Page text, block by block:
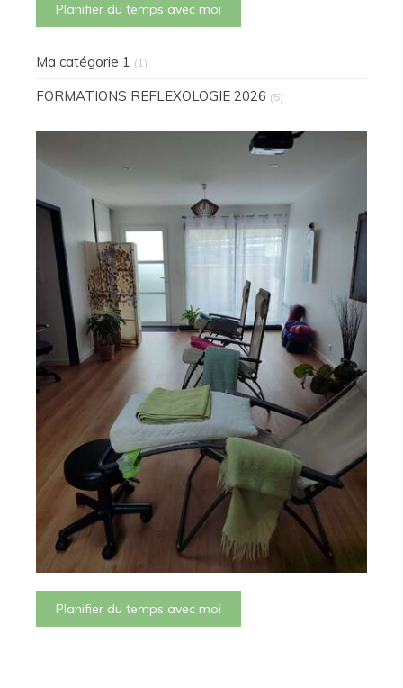
Planifier du temps avec moi
Ma catégorie 1 (1)
FORMATIONS REFLEXOLOGIE 2026 (5)
Planifier du temps avec moi